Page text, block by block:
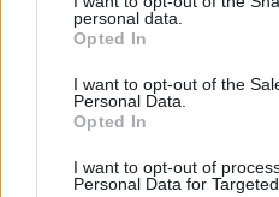
personal data.
Opted In
I want to opt-out of the
Personal Data.
Opted In
I want to opt-out of
Personal Data for
Piratų laivai, visame
objektai, atostogų kaimelis,
atrakcionų - vaikams
objektą. Negalima liesti